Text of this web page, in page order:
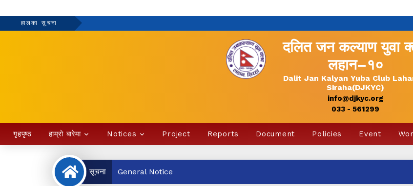
हालका सूचना
दलित जन कल्याण युवा
लहान–१०
Dalit Jan Kalyan Yuba Club
Siraha(DJKYC)
info@djkyc.org
033 - 561299
गृहपृष्ठ हाम्रो बारेमा Notices Project Reports Document Policies Event
सूचना General Notice